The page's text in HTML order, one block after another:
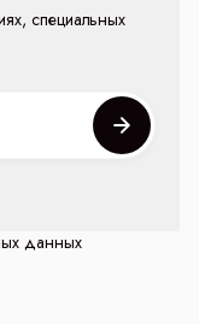
данных
специальных